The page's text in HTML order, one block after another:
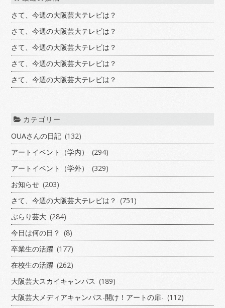
さて、今週の大阪芸大テレビは？
さて、今週の大阪芸大テレビは？
さて、今週の大阪芸大テレビは？
さて、今週の大阪芸大テレビは？
さて、今週の大阪芸大テレビは？
カテゴリー
OUAさんの日記 (132)
アートイベント（学内）
(294)
アートイベント（学外）
(329)
お知らせ (203)
さて、今週の大阪芸大テレビは？ (751)
ぶらり芸大 (284)
今日は何の日？ (8)
卒業生の活躍 (177)
在校生の活躍 (262)
大阪芸大スカイキャンパス (189)
大阪芸大メディアキャンパス-開け！アートの扉- (112)